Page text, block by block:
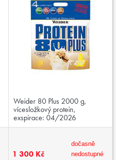
Weider 80 Plus 2000 g,
vícesložkový protein,
exspirace: 04/2026
1 300 Kč
dočasně
nedostupné